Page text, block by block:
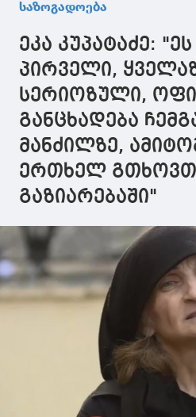
საზოგადოება
ეკა კუპატაძე:
პირველი,
სერიოზული,
განცხადება
მანძილზე,
ერთხელ
გაზიარებაში"